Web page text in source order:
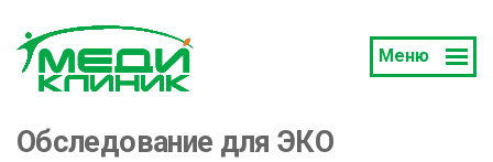
Меню
Обследование для ЭКО